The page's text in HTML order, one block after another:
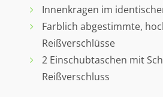
Innenkragen im
Farblich abgestimmte,
Reißverschlüsse
2 Einschubtaschen mit
Reißverschluss